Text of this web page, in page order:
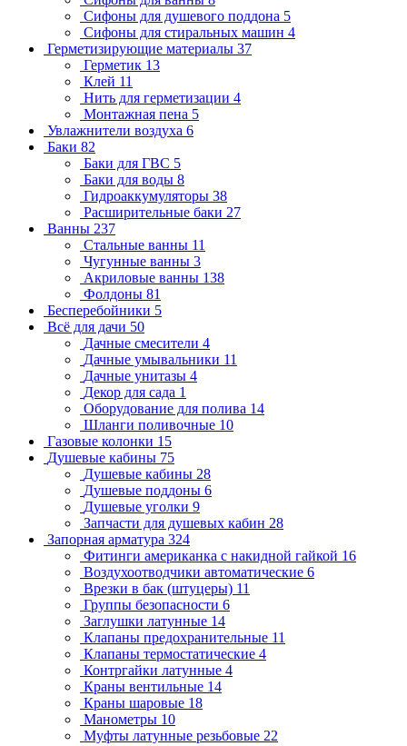
Сифоны для душевого поддона 5
Сифоны для стиральных машин 4
Герметизирующие материалы 37
Герметик 13
Клей 11
Нить для герметизации 4
Монтажная пена 5
Увлажнители воздуха 6
Баки 82
Баки для ГВС 5
Баки для воды 8
Гидроаккумуляторы 38
Расширительные баки 27
Ванны 237
Стальные ванны 11
Чугунные ванны 3
Акриловые ванны 138
Фолдоны 81
Бесперебойники 5
Всё для дачи 50
Дачные смесители 4
Дачные умывальники 11
Дачные унитазы 4
Декор для сада 1
Оборудование для полива 14
Шланги поливочные 10
Газовые колонки 15
Душевые кабины 75
Душевые кабины 28
Душевые поддоны 6
Душевые уголки 9
Запчасти для душевых кабин 28
Запорная арматура 324
Фитинги американка с накидной гайкой 16
Воздухоотводчики автоматические 6
Врезки в бак (штуцеры) 11
Группы безопасности 6
Заглушки латунные 14
Клапаны предохранительные 11
Клапаны термостатические 4
Контргайки латунные 4
Краны вентильные 14
Краны шаровые 18
Манометры 10
Муфты латунные резьбовые 22